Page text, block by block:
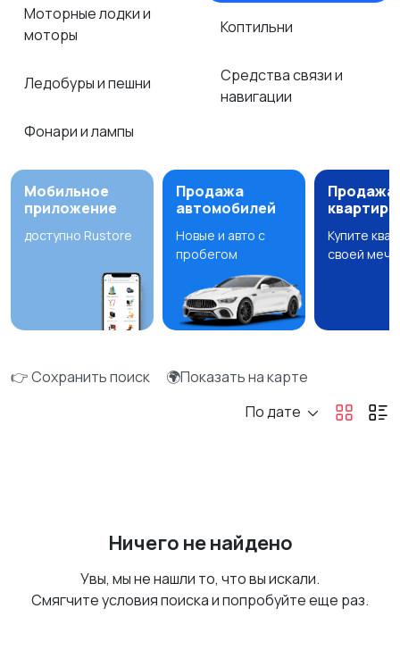
Моторные лодки и
моторы
Ледобуры и пешни
Фонари и лампы
Коптильни
Средства связи и
навигации
Мобильное
приложение
доступно Rustore
Продажа
автомобилей
Новые и авто с
пробегом
Продажа
квартир
Купите
своей
👉 Сохранить поиск
🌍Показать на карте
По дате
Ничего не найдено
Увы, мы не нашли то, что вы искали.
Смягчите условия поиска и попробуйте еще раз.